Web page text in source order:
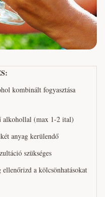
kombinált fogyasztása
alkohollal (max 1-2 ital)
anyag kerülendő
szükséges
a kölcsönhatásokat